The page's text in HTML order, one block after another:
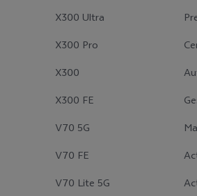
X300 Ultra
X300 Pro
X300
X300 FE
V70 5G
V70 FE
V70 Lite 5G